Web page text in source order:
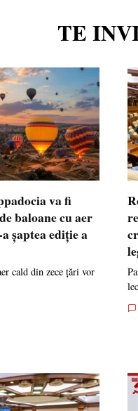
TE
va fi
baloane cu aer
șaptea ediție a
cald din zece țări vor